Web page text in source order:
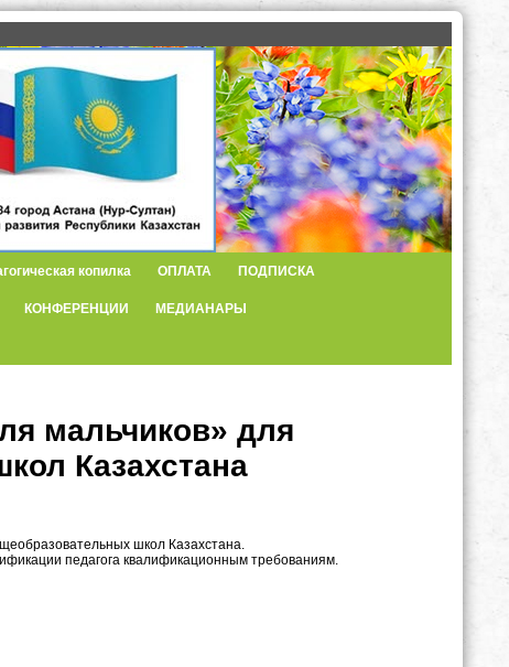
копилка ОПЛАТА ПОДПИСКА
КОНФЕРЕНЦИИ МЕДИАНАРЫ
мальчиков» для
Казахстана
школ Казахстана.
педагога квалификационным требованиям.